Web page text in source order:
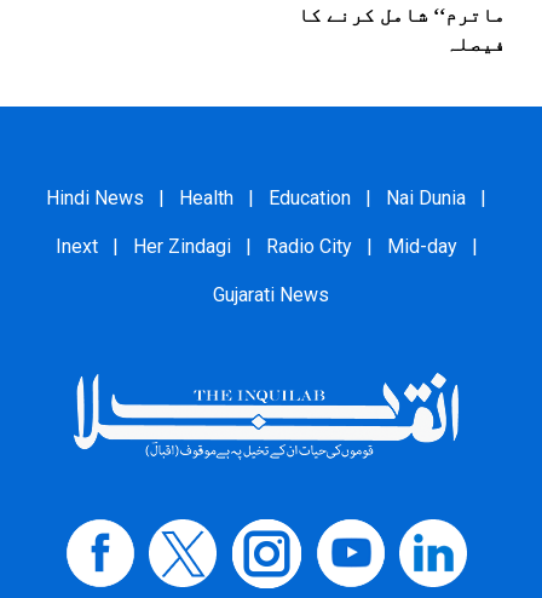
ماترم‘‘ شامل کرنے کا
فیصلہ
Hindi News | Health | Education | Nai Dunia |
Inext | Her Zindagi | Radio City | Mid-day |
Gujarati News